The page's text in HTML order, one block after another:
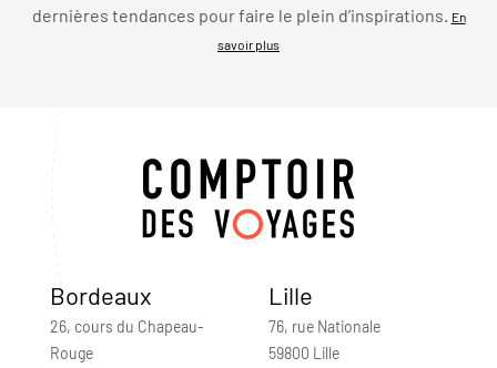
dernières tendances pour faire le plein d’inspirations.
En
savoir plus
Bordeaux
26, cours du Chapeau-
Rouge
Lille
76, rue Nationale
59800 Lille